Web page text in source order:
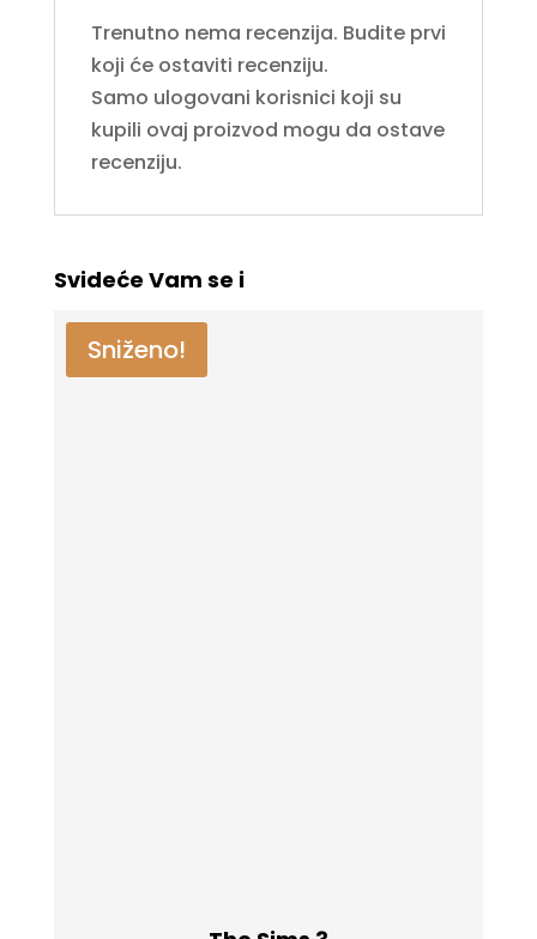
Trenutno nema recenzija. Budite prvi
koji će ostaviti recenziju.
Samo ulogovani korisnici koji su
kupili ovaj proizvod mogu da ostave
recenziju.
Svideće Vam se i
Sniženo!